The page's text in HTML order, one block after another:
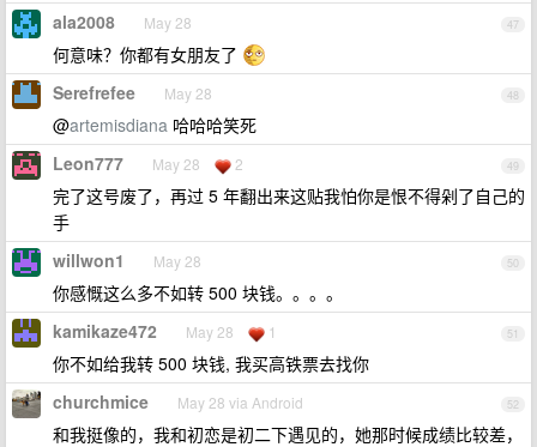
47
ala2008 May 28
何意味？你都有女朋友了
48
Serefrefee May 28
@artemisdiana 哈哈哈笑死
49
Leon777 May 28 2
完了这号废了，再过 5 年翻出来这贴我怕你是恨不得剁了自己的
手
50
willwon1 May 28
你感慨这么多不如转 500 块钱。。。。
51
kamikaze472 May 28 1
你不如给我转 500 块钱, 我买高铁票去找你
52
churchmice May 28 via Android
和我挺像的，我和初恋是初二下遇见的，她那时候成绩比较差，